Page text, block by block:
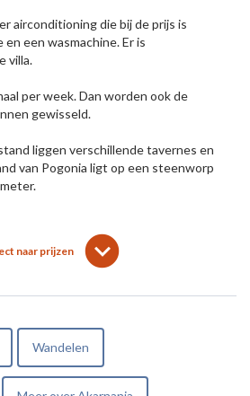
airconditioning die bij de prijs is
een wasmachine. Er is
villa.
per week. Dan worden ook de
gewisseld.
liggen verschillende tavernes en
van Pogonia ligt op een steenworp
naar prijzen lens
keyboard_arrow_down
Wandelen